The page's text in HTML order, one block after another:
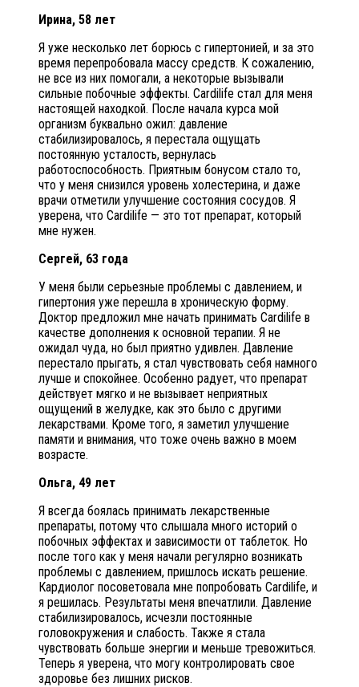
Ирина, 58 лет
Я уже несколько лет борюсь с гипертонией, и за это
время перепробовала массу средств. К сожалению,
не все из них помогали, а некоторые вызывали
сильные побочные эффекты. Cardilife стал для меня
настоящей находкой. После начала курса мой
организм буквально ожил: давление
стабилизировалось, я перестала ощущать
постоянную усталость, вернулась
работоспособность. Приятным бонусом стало то,
что у меня снизился уровень холестерина, и даже
врачи отметили улучшение состояния сосудов. Я
уверена, что Cardilife — это тот препарат, который
мне нужен.
Сергей, 63 года
У меня были серьезные проблемы с давлением, и
гипертония уже перешла в хроническую форму.
Доктор предложил мне начать принимать Cardilife в
качестве дополнения к основной терапии. Я не
ожидал чуда, но был приятно удивлен. Давление
перестало прыгать, я стал чувствовать себя намного
лучше и спокойнее. Особенно радует, что препарат
действует мягко и не вызывает неприятных
ощущений в желудке, как это было с другими
лекарствами. Кроме того, я заметил улучшение
памяти и внимания, что тоже очень важно в моем
возрасте.
Ольга, 49 лет
Я всегда боялась принимать лекарственные
препараты, потому что слышала много историй о
побочных эффектах и зависимости от таблеток. Но
после того как у меня начали регулярно возникать
проблемы с давлением, пришлось искать решение.
Кардиолог посоветовала мне попробовать Cardilife, и
я решилась. Результаты меня впечатлили. Давление
стабилизировалось, исчезли постоянные
головокружения и слабость. Также я стала
чувствовать больше энергии и меньше тревожиться.
Теперь я уверена, что могу контролировать свое
здоровье без лишних рисков.